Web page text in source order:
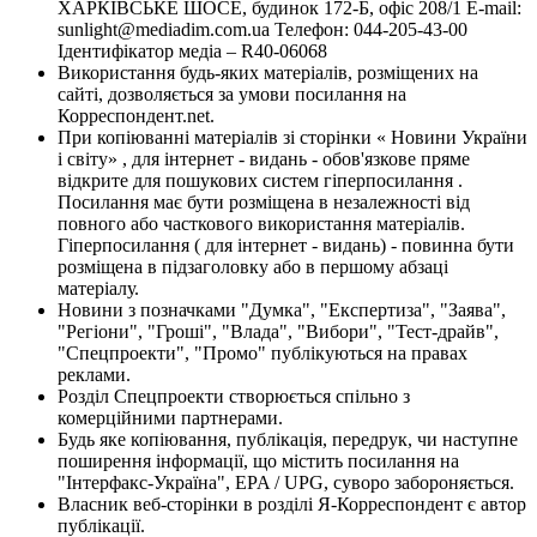
ХАРКІВСЬКЕ ШОСЕ, будинок 172-Б, офіс 208/1 E-mail:
sunlight@mediadim.com.ua Телефон: 044-205-43-00
Ідентифікатор медіа – R40-06068
Використання будь-яких матеріалів, розміщених на
сайті, дозволяється за умови посилання на
Корреспондент.net.
При копіюванні матеріалів зі сторінки « Новини України
і світу» , для інтернет - видань - обов'язкове пряме
відкрите для пошукових систем гіперпосилання .
Посилання має бути розміщена в незалежності від
повного або часткового використання матеріалів.
Гіперпосилання ( для інтернет - видань) - повинна бути
розміщена в підзаголовку або в першому абзаці
матеріалу.
Новини з позначками "Думка", "Експертиза", "Заява",
"Регіони", "Гроші", "Влада", "Вибори", "Тест-драйв",
"Спецпроекти", "Промо" публікуються на правах
реклами.
Розділ Спецпроекти створюється спільно з
комерційними партнерами.
Будь яке копіювання, публікація, передрук, чи наступне
поширення інформації, що містить посилання на
"Інтерфакс-Україна", EPA / UPG, суворо забороняється.
Власник веб-сторінки в розділі Я-Корреспондент є автор
публікації.